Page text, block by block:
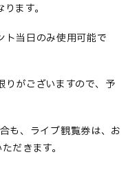
ます。
当日のみ使用可能で
がございますので、予
も、ライブ観覧券は、お
だきます。